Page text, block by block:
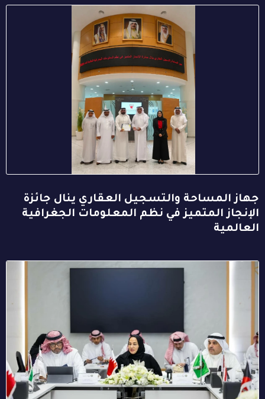
جهاز المساحة والتسجيل العقاري ينال جائزة
الإنجاز المتميز في نظم المعلومات الجغرافية
العالمية